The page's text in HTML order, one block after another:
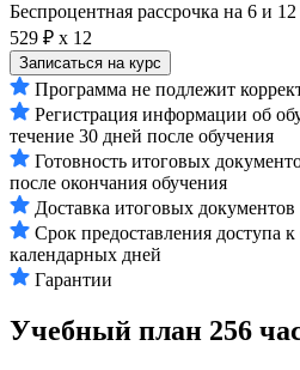
Беспроцентная рассрочка на 6 и
529 ₽ х 12
Записаться на курс
Программа не подлежит
Регистрация информации об
течение 30 дней после обучения
Готовность итоговых
после окончания обучения
Доставка итоговых
Срок предоставления доступа
календарных дней
Гарантии
Учебный план 256